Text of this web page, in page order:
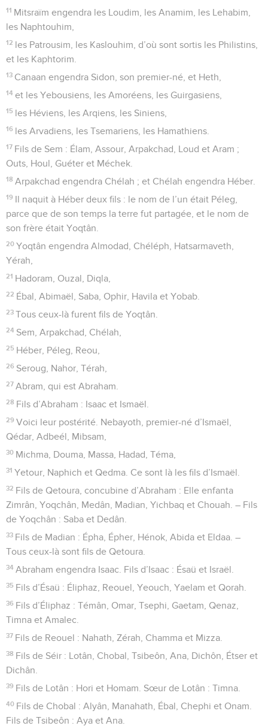
11 Mitsraïm engendra les Loudim, les Anamim, les Lehabim,
les Naphtouhim,
12 les Patrousim, les Kaslouhim, d’où sont sortis les Philistins,
et les Kaphtorim.
13 Canaan engendra Sidon, son premier-né, et Heth,
14 et les Yebousiens, les Amoréens, les Guirgasiens,
15 les Héviens, les Arqiens, les Siniens,
16 les Arvadiens, les Tsemariens, les Hamathiens.
17 Fils de Sem : Élam, Assour, Arpakchad, Loud et Aram ;
Outs, Houl, Guéter et Méchek.
18 Arpakchad engendra Chélah ; et Chélah engendra Héber.
19 Il naquit à Héber deux fils : le nom de l’un était Péleg,
parce que de son temps la terre fut partagée, et le nom de
son frère était Yoqtân.
20 Yoqtân engendra Almodad, Chéléph, Hatsarmaveth,
Yérah,
21 Hadoram, Ouzal, Diqla,
22 Ébal, Abimaël, Saba, Ophir, Havila et Yobab.
23 Tous ceux-là furent fils de Yoqtân.
24 Sem, Arpakchad, Chélah,
25 Héber, Péleg, Reou,
26 Seroug, Nahor, Térah,
27 Abram, qui est Abraham.
28 Fils d’Abraham : Isaac et Ismaël.
29 Voici leur postérité. Nebayoth, premier-né d’Ismaël,
Qédar, Adbeél, Mibsam,
30 Michma, Douma, Massa, Hadad, Téma,
31 Yetour, Naphich et Qedma. Ce sont là les fils d’Ismaël.
32 Fils de Qetoura, concubine d’Abraham : Elle enfanta
Zimrân, Yoqchân, Medân, Madian, Yichbaq et Chouah. – Fils
de Yoqchân : Saba et Dedân.
33 Fils de Madian : Épha, Épher, Hénok, Abida et Eldaa. –
Tous ceux-là sont fils de Qetoura.
34 Abraham engendra Isaac. Fils d’Isaac : Ésaü et Israël.
35 Fils d’Ésaü : Éliphaz, Reouel, Yeouch, Yaelam et Qorah.
36 Fils d’Éliphaz : Témân, Omar, Tsephi, Gaetam, Qenaz,
Timna et Amalec.
37 Fils de Reouel : Nahath, Zérah, Chamma et Mizza.
38 Fils de Séir : Lotân, Chobal, Tsibeôn, Ana, Dichôn, Étser et
Dichân.
39 Fils de Lotân : Hori et Homam. Sœur de Lotân : Timna.
40 Fils de Chobal : Alyân, Manahath, Ébal, Chephi et Onam.
Fils de Tsibeôn : Aya et Ana.